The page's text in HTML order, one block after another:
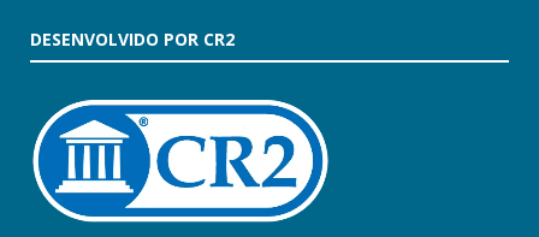
DESENVOLVIDO POR CR2